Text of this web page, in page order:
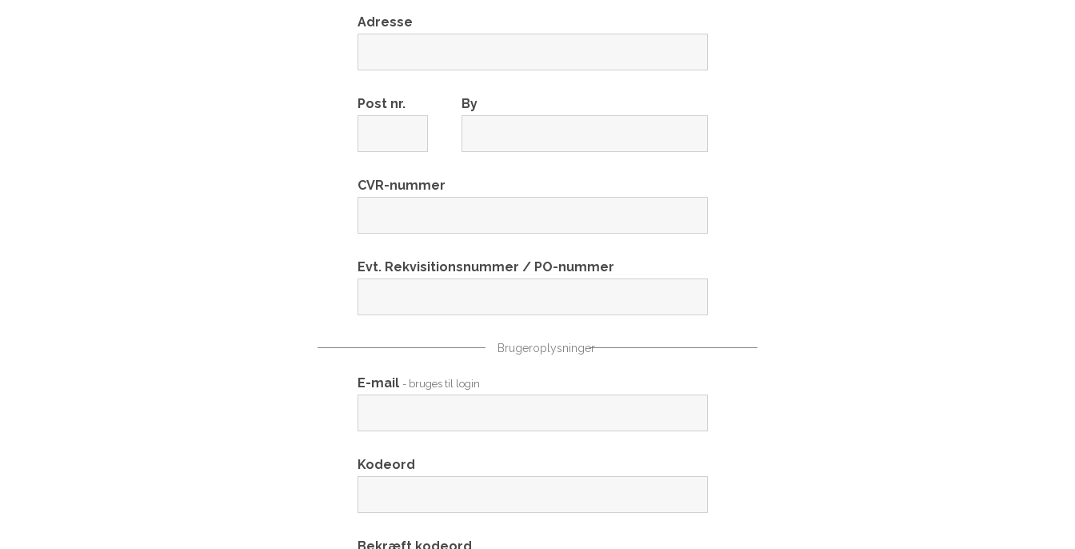
Adresse
Post nr. By
CVR-nummer
Evt. Rekvisitionsnummer / PO-nummer
Brugeroplysninger
E-mail - bruges til login
Kodeord